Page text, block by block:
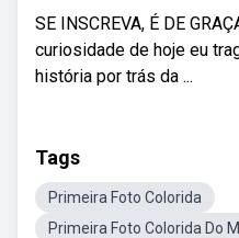
SE INSCREVA, É DE
curiosidade de hoje eu
história por trás da ...
Tags
Primeira Foto Colorida
Primeira Foto Colorida Do